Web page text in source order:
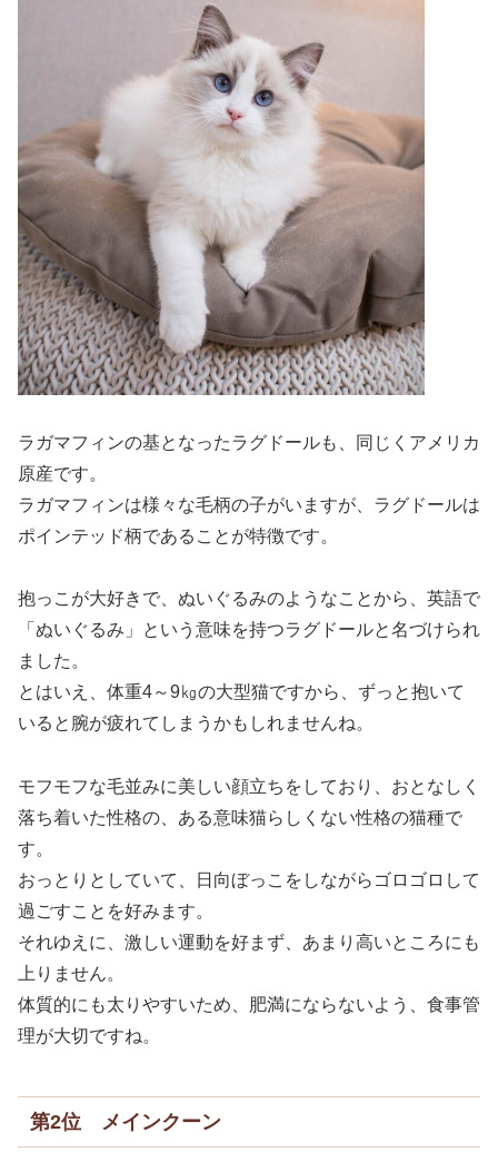
ラガマフィンの基となったラグドールも、同じくアメリカ
原産です。
ラガマフィンは様々な毛柄の子がいますが、ラグドールは
ポインテッド柄であることが特徴です。
抱っこが大好きで、ぬいぐるみのようなことから、英語で
「ぬいぐるみ」という意味を持つラグドールと名づけられ
ました。
とはいえ、体重4～9㎏の大型猫ですから、ずっと抱いて
いると腕が疲れてしまうかもしれませんね。
モフモフな毛並みに美しい顔立ちをしており、おとなしく
落ち着いた性格の、ある意味猫らしくない性格の猫種で
す。
おっとりとしていて、日向ぼっこをしながらゴロゴロして
過ごすことを好みます。
それゆえに、激しい運動を好まず、あまり高いところにも
上りません。
体質的にも太りやすいため、肥満にならないよう、食事管
理が大切ですね。
第2位 メインクーン